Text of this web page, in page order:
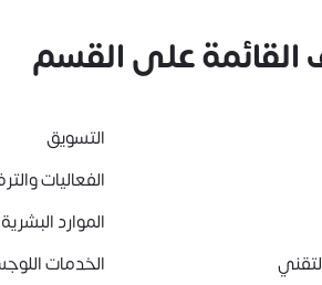
القائمة على القسم
التسويق
الفعاليات
الموارد البشرية
الخدمات